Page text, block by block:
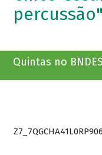
percussão"
Quintas no